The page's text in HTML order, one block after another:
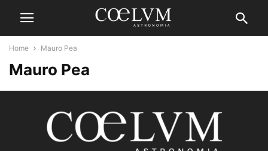
Home Mauro Pea
Mauro Pea